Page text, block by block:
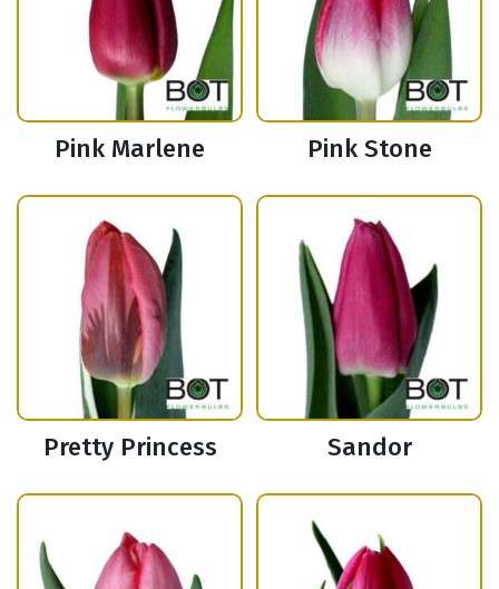
Pink Marlene Pink Stone
Pretty Princess Sandor